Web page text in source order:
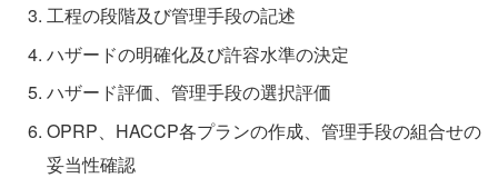
工程の段階及び管理手段の記述
ハザードの明確化及び許容水準の決定
ハザード評価、管理手段の選択評価
OPRP、HACCP各プランの作成、管理手段の組合せの
妥当性確認